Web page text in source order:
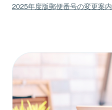
2025年度版郵便番号の変更案内